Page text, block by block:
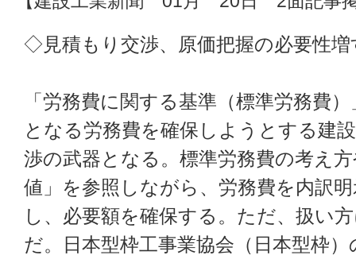
◇見積もり交渉、原価把握の必要性増
「労務費に関する基準（標準労務費
となる労務費を確保しようとする建
渉の武器となる。標準労務費の考え
値」を参照しながら、労務費を内訳
し、必要額を確保する。ただ、扱い
だ。日本型枠工事業協会（日本型枠